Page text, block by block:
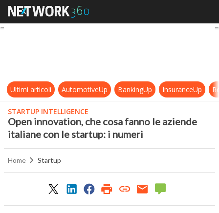
Open innovation, che cosa fanno
Ultimi articoli AutomotiveUp BankingUp InsuranceUp
STARTUP INTELLIGENCE
Open innovation, che cosa fanno le aziende
italiane con le startup: i numeri
Home Startup